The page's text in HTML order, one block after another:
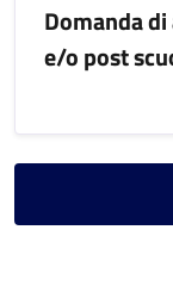
Domanda
e/o post